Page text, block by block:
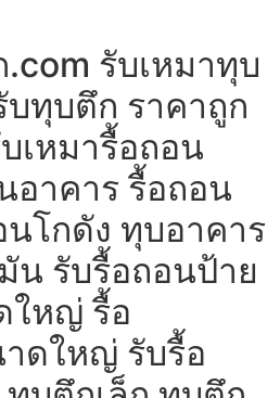
รับเหมาทุบ
ทุบตึก ราคาถูก
เหมารื้อถอน
อาคาร รื้อถอน
นโกดัง ทุบอาคาร
น รับรื้อถอนป้าย
หญ่ รื้อ
ดใหญ่ รับรื้อ